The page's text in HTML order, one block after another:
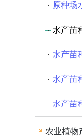
原种场
水产苗
水产苗
水产苗
水产苗
农业植物